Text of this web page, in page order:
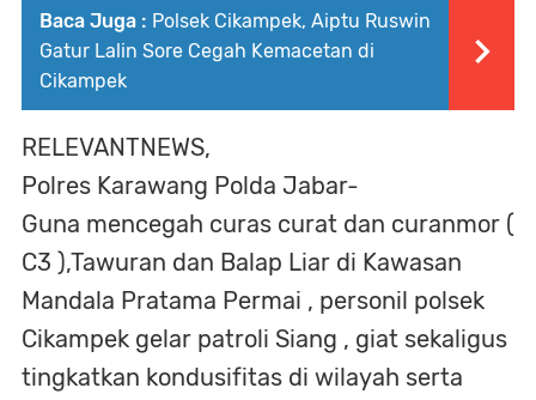
Baca Juga : Polsek Cikampek, Aiptu Ruswin
Gatur Lalin Sore Cegah Kemacetan di
Cikampek
RELEVANTNEWS,
Polres Karawang Polda Jabar-
Guna mencegah curas curat dan curanmor (
C3 ),Tawuran dan Balap Liar di Kawasan
Mandala Pratama Permai , personil polsek
Cikampek gelar patroli Siang , giat sekaligus
tingkatkan kondusifitas di wilayah serta